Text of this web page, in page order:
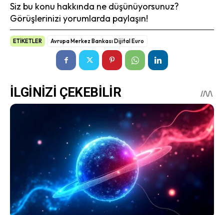
Siz bu konu hakkında ne düşünüyorsunuz?
Görüşlerinizi yorumlarda paylaşın!
ETİKETLER Avrupa Merkez Bankası Dijital Euro